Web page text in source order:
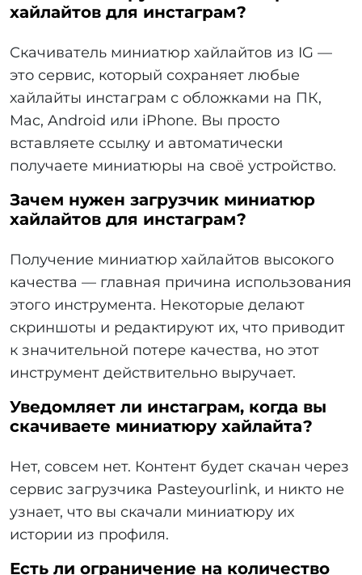
хайлайтов для инстаграм?
Скачиватель миниатюр хайлайтов из IG —
это сервис, который сохраняет любые
хайлайты инстаграм с обложками на ПК,
Mac, Android или iPhone. Вы просто
вставляете ссылку и автоматически
получаете миниатюры на своё устройство.
Зачем нужен загрузчик миниатюр
хайлайтов для инстаграм?
Получение миниатюр хайлайтов высокого
качества — главная причина использования
этого инструмента. Некоторые делают
скриншоты и редактируют их, что приводит
к значительной потере качества, но этот
инструмент действительно выручает.
Уведомляет ли инстаграм, когда вы
скачиваете миниатюру хайлайта?
Нет, совсем нет. Контент будет скачан через
сервис загрузчика Pasteyourlink, и никто не
узнает, что вы скачали миниатюру их
истории из профиля.
Есть ли ограничение на количество